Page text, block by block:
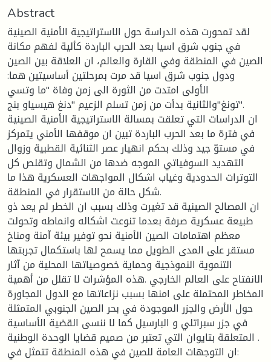
Abstract
لقد تمحورت هذه الدراسة حول الاستراتيجية الأمنية الصينية
في جنوب شرق اسيا بعد الحرب الباردة كألية لفهم مكانة
الصين في المنطقة وفي القارة والعالم، ان العلاقة بين الصين
ودول جنوب شرق اسيا قد مرت بمرحلتين أساسيتين هما:
الأولى امتدت من الثورة الى زمن وفاة "ما وتسي
تونغ"والثانية بدأت من زمن تسلم الزعيم "دنغ هيسياو بنج".
ان الدراسات التي تعلقت بمسالة الاستراتيجية الأمنية الصينية
في فترة ما بعد الحرب الباردة تبين ان موقفها الأمني يتمركز
في مستوّ جيد وذلك بحكم انهيار عصر الثنائية القطبية وزوال
التهديد السوفياتي الموجه ضدها من الشمال وتقلص كل
التوترات الحدودية وغياب اشكال المواجهات العسكرية هذا ما
شكل حالة من الاستقرار في المنطقة.
ان المصالح الصينية قد تغيرت وذلك بسبب ان الخطر لم يعد ذو
طبيعة عسكرية صرفة بعدما تنوعت اشكاله وانماطه وتحولت
معظم اهتمامات الصين الأمنية نحو توفير بيئة آمنة ومناخ
مستقر على المدى الطويل مما يسمح لها باستكمال تجربتها
التنموية النموذجية وحماية خصوصياتها المحلية من آثار
الانفتاح على العالم الخارجي .هذه المؤشرات لا تقلل من أهمية
المخاطر المحتملة على امنها بسبب نزاعاتها مع الدول المجاورة
حول الأرض والجزر الموجودة في بحر الصين الجنوبي المتمثلة
في جزر سبراتلي و البارسيل كما لا ننسى القضية الأساسية
المتعلقة بتايوان التي تعتبر من صميم قضايا الوحدة الوطنية .
ان التوجهات العامة للصين في هذه المنطقة تتمثل في: